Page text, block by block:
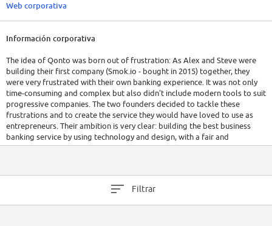
Web corporativa
Información corporativa
The idea of Qonto was born out of frustration: As Alex and Steve were
building their first company (Smok.io - bought in 2015) together, they
were very frustrated with their own banking experience. It was not only
time-consuming and complex but also didn't include modern tools to suit
progressive companies. The two founders decided to tackle these
frustrations and to create the service they would have loved to use as
entrepreneurs. Their ambition is very clear: building the best business
banking service by using technology and design, with a fair and
transparent pricing! They think that SMEs have been neglected for too
Filtrar